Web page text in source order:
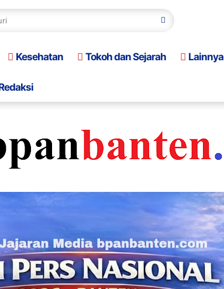
Kesehatan Tokoh dan Sejarah Lainnya